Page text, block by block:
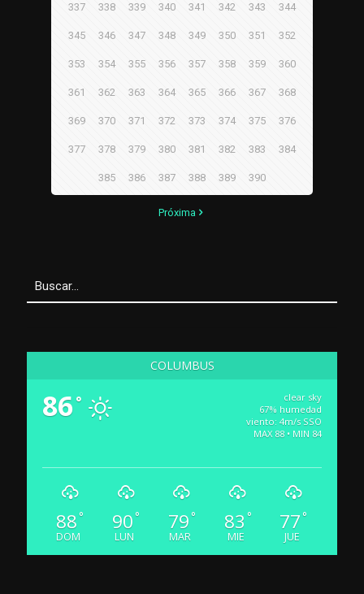
337 338 339 340 341 342 343 344
345 346 347 348 349 350 351 352
353 354 355 356 357 358 359 360
361 362 363 364 365 366 367 368
369 370 371 372 373 374 375 376
377 378 379 380 381 382 383 384
385 386 387 388 389 390
Próxima
COLUMBUS
86°
clear sky
67% humedad
viento: 4m/s SSO
MAX 88 • MIN 84
88 °
DOM
90 °
LUN
79 °
MAR
83 °
MIE
77 °
JUE